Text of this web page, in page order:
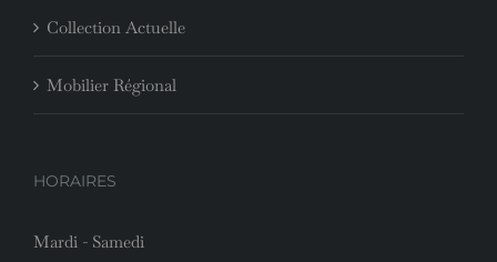
Collection Actuelle
Mobilier Régional
HORAIRES
Mardi - Samedi